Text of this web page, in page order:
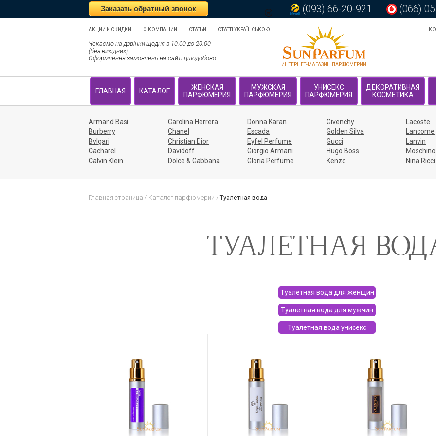
Заказать обратный звонок (093) 66-20-921 (066)
ИНТЕРНЕТ-МАГАЗИН ПАРФЮМЕРИИ
АКЦИИ И СКИДКИ О КОМПАНИИ СТАТЬИ СТАТТІ УКРАЇНСЬКОЮ
Чекаємо на дзвінки щодня з 10.00 до 20.00
(без вихідних).
Оформлення замовлень на сайті цілодобово.
ГЛАВНАЯ КАТАЛОГ
ЖЕНСКАЯ
ПАРФЮМЕРИЯ
МУЖСКАЯ
ПАРФЮМЕРИЯ
УНИСЕКС
ПАРФЮМЕРИЯ
ДЕКОРАТИВНАЯ
КОСМЕТИКА
Armand Basi
Burberry
Bvlgari
Cacharel
Calvin Klein
Carolina Herrera
Chanel
Christian Dior
Davidoff
Dolce & Gabbana
Donna Karan
Escada
Eyfel Perfume
Giorgio Armani
Gloria Perfume
Givenchy
Golden Silva
Gucci
Hugo Boss
Kenzo
Lacoste
Lancome
Lanvin
Moschino
Nina Ricci
Главная страница / Каталог парфюмерии /Туалетная вода
ТУАЛЕТНАЯ
Туалетная вода для женщин
Туалетная вода для мужчин
Туалетная вода унисекс